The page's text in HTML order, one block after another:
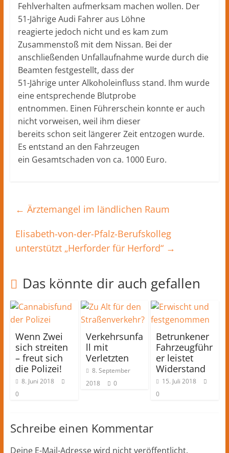
Fehlverhalten aufmerksam machen wollen. Der
51-Jährige Audi Fahrer aus Löhne
reagierte jedoch nicht und es kam zum
Zusammenstoß mit dem Nissan. Bei der
anschließenden Unfallaufnahme wurde durch die
Beamten festgestellt, dass der
51-Jährige unter Alkoholeinfluss stand. Ihm wurde
eine entsprechende Blutprobe
entnommen. Einen Führerschein konnte er auch
nicht vorweisen, weil ihm dieser
bereits schon seit längerer Zeit entzogen wurde.
Es entstand an den Fahrzeugen
ein Gesamtschaden von ca. 1000 Euro.
← Ärztemangel im ländlichen Raum
Elisabeth-von-der-Pfalz-Berufskolleg
unterstützt „Herforder für Herford“ →
Das könnte dir auch gefallen
Wenn Zwei
sich streiten
– freut sich
die Polizei!
8. Juni 2018
0
Verkehrsunfa
ll mit
Verletzten
8. September
2018
0
Betrunkener
Fahrzeugführ
er leistet
Widerstand
15. Juli 2018
0
Schreibe einen Kommentar
Deine E-Mail-Adresse wird nicht veröffentlicht.